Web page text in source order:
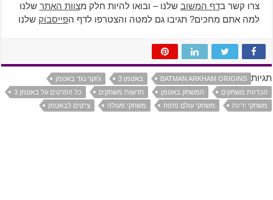
צרו קשר בדף המשובשלנו – ובואו להיות חלק מצוות האתרשלנו
למה אתם מחכים? תגיבו גם למטה והצטרפו לדף הפייסבוקשלנו
תגיות BATMAN ARKHAM ORIGINS באטמן 3
ג'וקר נגד באטמן
הכרזות משחקים
המשחק באטמן חדשות משחקים
כל הפרטים על באטמן 3
משחקי יריות
משחקי עולם פתוח משחקי פעולה צי'טים לבאטמן